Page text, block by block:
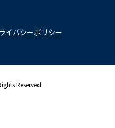
イバシーポリシー
Reserved.